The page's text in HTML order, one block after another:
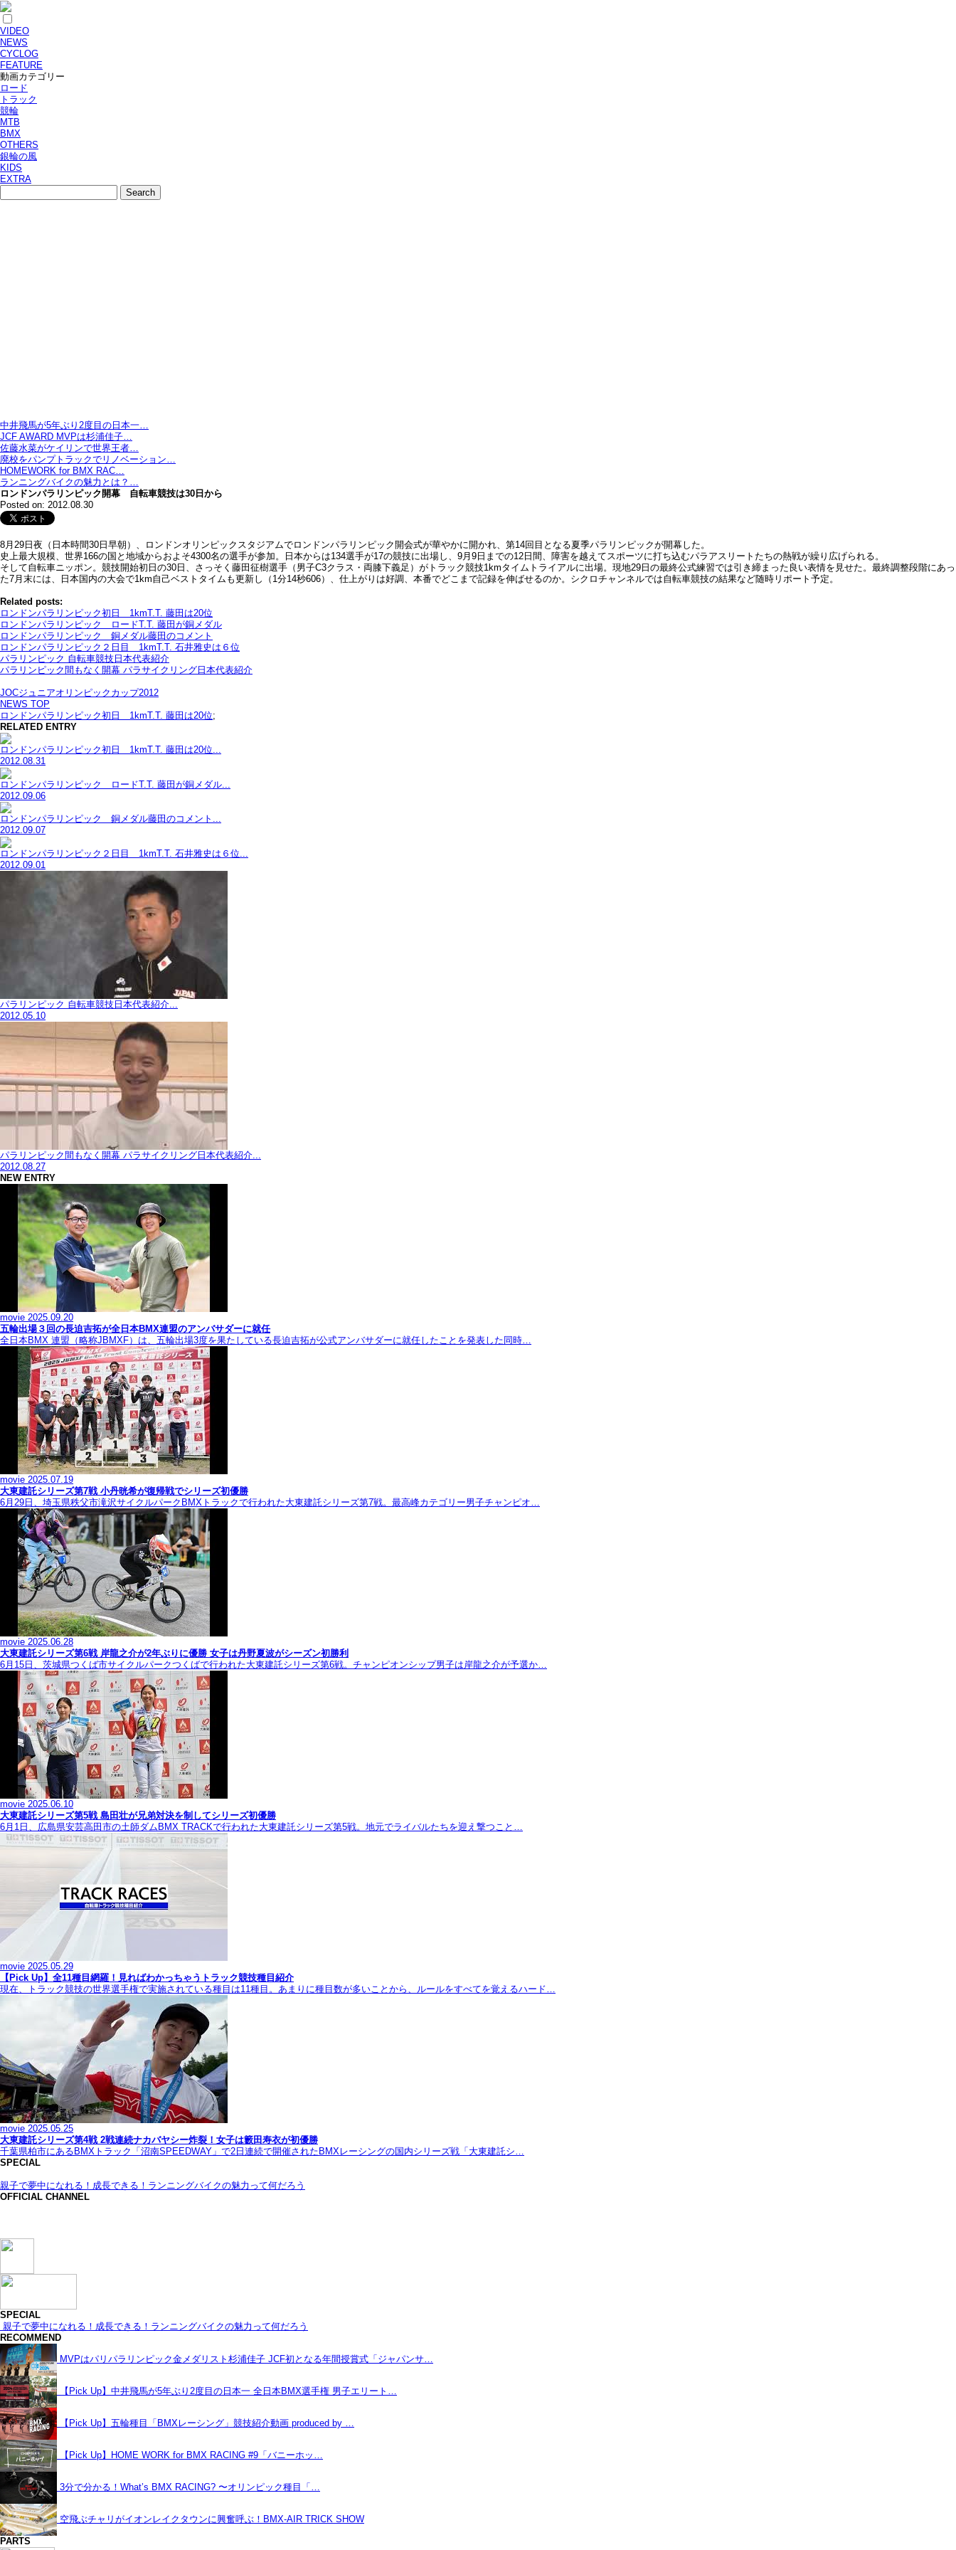
VIDEO
NEWS
CYCLOG
FEATURE
動画カテゴリー
ロード
トラック
競輪
MTB
BMX
OTHERS
銀輪の風
KIDS
EXTRA
中井飛馬が5年ぶり2度目の日本一…
JCF AWARD MVPは杉浦佳子…
佐藤水菜がケイリンで世界王者…
廃校をパンプトラックでリノベーション…
HOMEWORK for BMX RAC…
ランニングバイクの魅力とは？…
ロンドンパラリンピック開幕 自転車競技は30日から
Posted on: 2012.08.30
8月29日夜（日本時間30日早朝）、ロンドンオリンピックスタジアムでロンドンパラリンピック開会式が華やかに開かれ、第14回目となる夏季パラリンピックが開幕した。
史上最大規模、世界166の国と地域からおよそ4300名の選手が参加。日本からは134選手が17の競技に出場し、9月9日までの12日間、障害を越えてスポーツに打ち込むパラアスリートたちの熱戦が繰り広げられる。
そして自転車ニッポン。競技開始初日の30日、さっそく藤田征樹選手（男子C3クラス・両膝下義足）がトラック競技1kmタイムトライアルに出場。現地29日の最終公式練習では引き締まった良い表情を見せた。最終調整段階にあっ
た7月末には、日本国内の大会で1km自己ベストタイムも更新し（1分14秒606）、仕上がりは好調、本番でどこまで記録を伸ばせるのか。シクロチャンネルでは自転車競技の結果など随時リポート予定。
Related posts:
ロンドンパラリンピック初日 1kmT.T. 藤田は20位
ロンドンパラリンピック ロードT.T. 藤田が銅メダル
ロンドンパラリンピック 銅メダル藤田のコメント
ロンドンパラリンピック２日目 1kmT.T. 石井雅史は６位
パラリンピック 自転車競技日本代表紹介
パラリンピック間もなく開幕 パラサイクリング日本代表紹介
JOCジュニアオリンピックカップ2012
NEWS TOP
ロンドンパラリンピック初日 1kmT.T. 藤田は20位;
RELATED ENTRY
ロンドンパラリンピック初日 1kmT.T. 藤田は20位...
2012.08.31
ロンドンパラリンピック ロードT.T. 藤田が銅メダル...
2012.09.06
ロンドンパラリンピック 銅メダル藤田のコメント...
2012.09.07
ロンドンパラリンピック２日目 1kmT.T. 石井雅史は６位...
2012.09.01
パラリンピック 自転車競技日本代表紹介...
2012.05.10
パラリンピック間もなく開幕 パラサイクリング日本代表紹介...
2012.08.27
NEW ENTRY
movie 2025.09.20
五輪出場３回の長迫吉拓が全日本BMX連盟のアンバサダーに就任
全日本BMX 連盟（略称JBMXF）は、五輪出場3度を果たしている長迫吉拓が公式アンバサダーに就任したことを発表した同時…
movie 2025.07.19
大東建託シリーズ第7戦 ⼩丹晄希が復帰戦でシリーズ初優勝
6月29日、埼玉県秩父市滝沢サイクルパークBMXトラックで行われた大東建託シリーズ第7戦。最高峰カテゴリー男子チャンピオ…
movie 2025.06.28
大東建託シリーズ第6戦 岸龍之介が2年ぶりに優勝 女子は丹野夏波がシーズン初勝利
6月15日、茨城県つくば市サイクルパークつくばで行われた大東建託シリーズ第6戦。チャンピオンシップ男子は岸龍之介が予選か…
movie 2025.06.10
大東建託シリーズ第5戦 島田壮が兄弟対決を制してシリーズ初優勝
6月1日、広島県安芸高田市の土師ダムBMX TRACKで行われた大東建託シリーズ第5戦。地元でライバルたちを迎え撃つこと…
movie 2025.05.29
【Pick Up】全11種目網羅！見ればわかっちゃうトラック競技種目紹介
現在、トラック競技の世界選手権で実施されている種目は11種目。あまりに種目数が多いことから、ルールをすべてを覚えるハード…
movie 2025.05.25
大東建託シリーズ第4戦 2戦連続ナカバヤシー炸裂！女子は籔田寿衣が初優勝
千葉県柏市にあるBMXトラック「沼南SPEEDWAY」で2日連続で開催されたBMXレーシングの国内シリーズ戦「大東建託シ…
SPECIAL
親子で夢中になれる！成長できる！ランニングバイクの魅力って何だろう
OFFICIAL CHANNEL
SPECIAL
親子で夢中になれる！成長できる！ランニングバイクの魅力って何だろう
RECOMMEND
MVPはパリパラリンピック金メダリスト杉浦佳子 JCF初となる年間授賞式「ジャパンサ…
【Pick Up】中井飛馬が5年ぶり2度目の日本一 全日本BMX選手権 男子エリート…
【Pick Up】五輪種目「BMXレーシング」競技紹介動画 produced by …
【Pick Up】HOME WORK for BMX RACING #9「バニーホッ…
3分で分かる！What’s BMX RACING? 〜オリンピック種目「…
空飛ぶチャリがイオンレイクタウンに興奮呼ぶ！BMX-AIR TRICK SHOW
PARTS